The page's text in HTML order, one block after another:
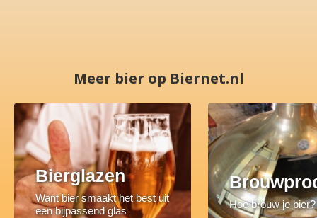
Meer bier op Biernet.nl
Bierglazen
Want bier smaakt het best uit
een bijpassend glas
Hoe brouw je bier?